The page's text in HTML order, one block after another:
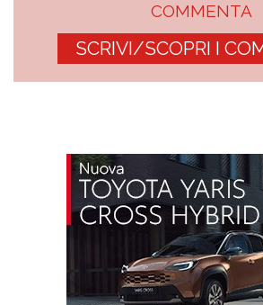
COMMENTA
SCRIVI/SCOPRI I